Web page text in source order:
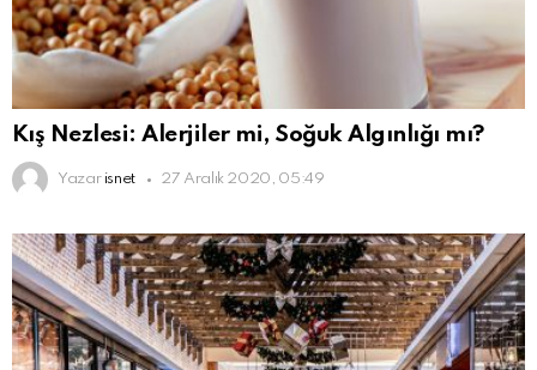
Kış Nezlesi: Alerjiler mi, Soğuk Algınlığı mı?
Yazar isnet 27 Aralık 2020, 05:49